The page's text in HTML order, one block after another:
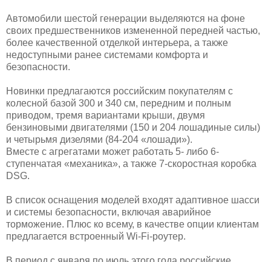
Автомобили шестой генерации выделяются на фоне
своих предшественников измененной передней частью,
более качественной отделкой интерьера, а также
недоступными ранее системами комфорта и
безопасности.
Новинки предлагаются российским покупателям с
колесной базой 300 и 340 см, передним и полным
приводом, тремя вариантами крыши, двумя
бензиновыми двигателями (150 и 204 лошадиные силы)
и четырьмя дизелями (84-204 «лошади»).
Вместе с агрегатами может работать 5- либо 6-
ступенчатая «механика», а также 7-скоростная коробка
DSG.
В список оснащения моделей входят адаптивное шасси
и системы безопасности, включая аварийное
торможение. Плюс ко всему, в качестве опции клиентам
предлагается встроенный Wi-Fi-роутер.